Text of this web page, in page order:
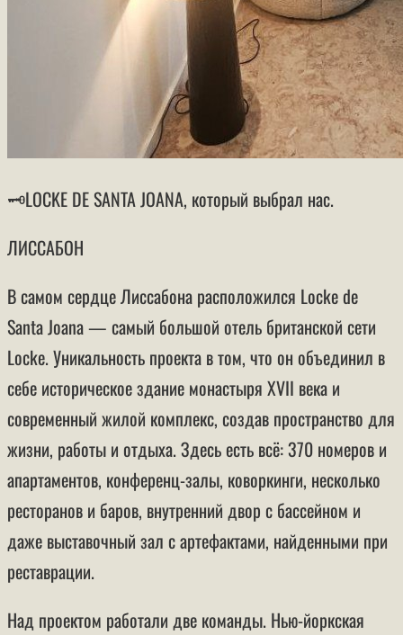
🗝LOCKE DE SANTA JOANA, который выбрал нас.
ЛИССАБОН
В самом сердце Лиссабона расположился Locke de
Santa Joana — самый большой отель британской сети
Locke. Уникальность проекта в том, что он объединил в
себе историческое здание монастыря XVII века и
современный жилой комплекс, создав пространство для
жизни, работы и отдыха. Здесь есть всё: 370 номеров и
апартаментов, конференц-залы, коворкинги, несколько
ресторанов и баров, внутренний двор с бассейном и
даже выставочный зал с артефактами, найденными при
реставрации.
Над проектом работали две команды. Нью-йоркская